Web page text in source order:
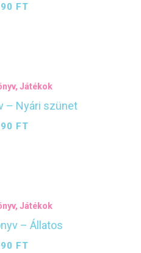
FT
, Játékok
– Nyári szünet
FT
, Játékok
– Állatos
FT